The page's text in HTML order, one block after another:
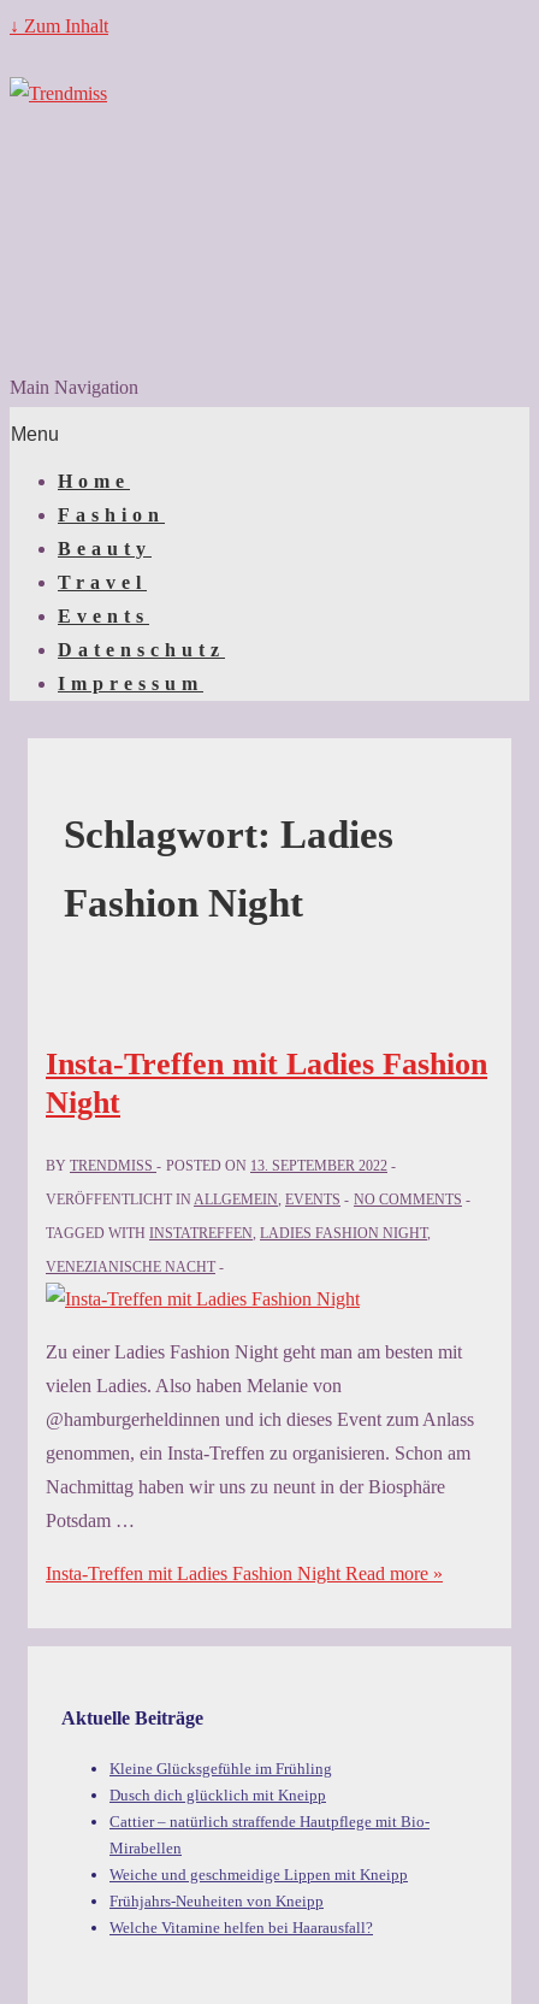
↓ Zum Inhalt
Main Navigation
Menu
Home
Fashion
Beauty
Travel
Events
Datenschutz
Impressum
Schlagwort: Ladies
Fashion Night
Insta-Treffen mit Ladies Fashion
Night
BY TRENDMISS POSTED ON 13. SEPTEMBER 2022
VERÖFFENTLICHT INALLGEMEIN, EVENTS
NO COMMENTS
TAGGED WITH INSTATREFFEN, LADIES FASHION NIGHT,
VENEZIANISCHE NACHT
Zu einer Ladies Fashion Night geht man am besten mit
vielen Ladies. Also haben Melanie von
@hamburgerheldinnen und ich dieses Event zum Anlass
genommen, ein Insta-Treffen zu organisieren. Schon am
Nachmittag haben wir uns zu neunt in der Biosphäre
Potsdam …
Insta-Treffen mit Ladies Fashion Night Read more »
Aktuelle Beiträge
Kleine Glücksgefühle im Frühling
Dusch dich glücklich mit Kneipp
Cattier – natürlich straffende Hautpflege mit Bio-
Mirabellen
Weiche und geschmeidige Lippen mit Kneipp
Frühjahrs-Neuheiten von Kneipp
Welche Vitamine helfen bei Haarausfall?